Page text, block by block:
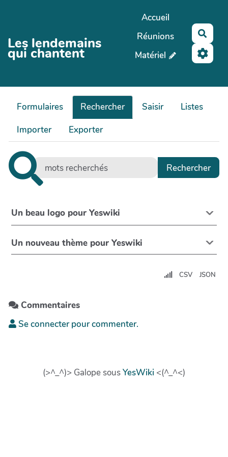
Les lendemains
qui chantent
Accueil
Réunions
Matériel
Formulaires Rechercher Saisir
Listes
Importer
Exporter
Un beau logo pour Yeswiki
Un nouveau thème pour Yeswiki
CSV JSON
Commentaires
Se connecter pour commenter.
(>^_^)> Galope sousYesWiki <(^_^<)